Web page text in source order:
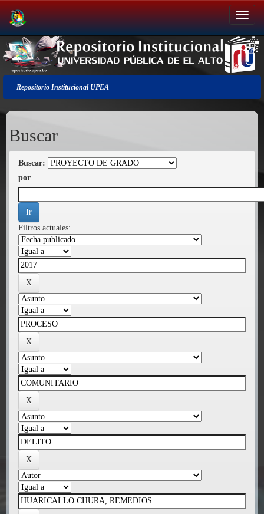
Salir
de
la
navegación
Repositorio Institucional UPEA
Buscar
Buscar:
por
Filtros actuales: